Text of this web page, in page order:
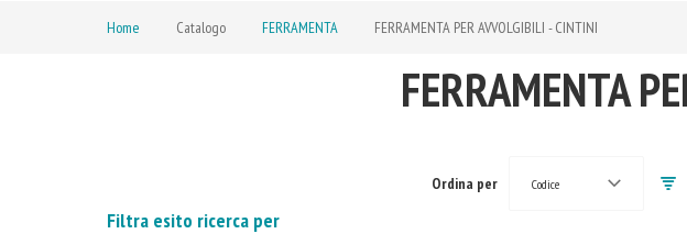
Home Catalogo FERRAMENTA FERRAMENTA PER AVVOLGIBILI - CINTINI
FERRAMENTA
Ordina per Codice
Filtra esito ricerca per